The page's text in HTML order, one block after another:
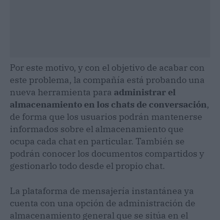
Por este motivo, y con el objetivo de acabar con
este problema, la compañía está probando una
nueva herramienta para administrar el
almacenamiento en los chats de conversación,
de forma que los usuarios podrán mantenerse
informados sobre el almacenamiento que
ocupa cada chat en particular. También se
podrán conocer los documentos compartidos y
gestionarlo todo desde el propio chat.
La plataforma de mensajería instantánea ya
cuenta con una opción de administración de
almacenamiento general que se sitúa en el